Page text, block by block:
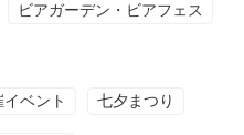
ビアガーデン・ビアフェス
ベント 七夕まつり